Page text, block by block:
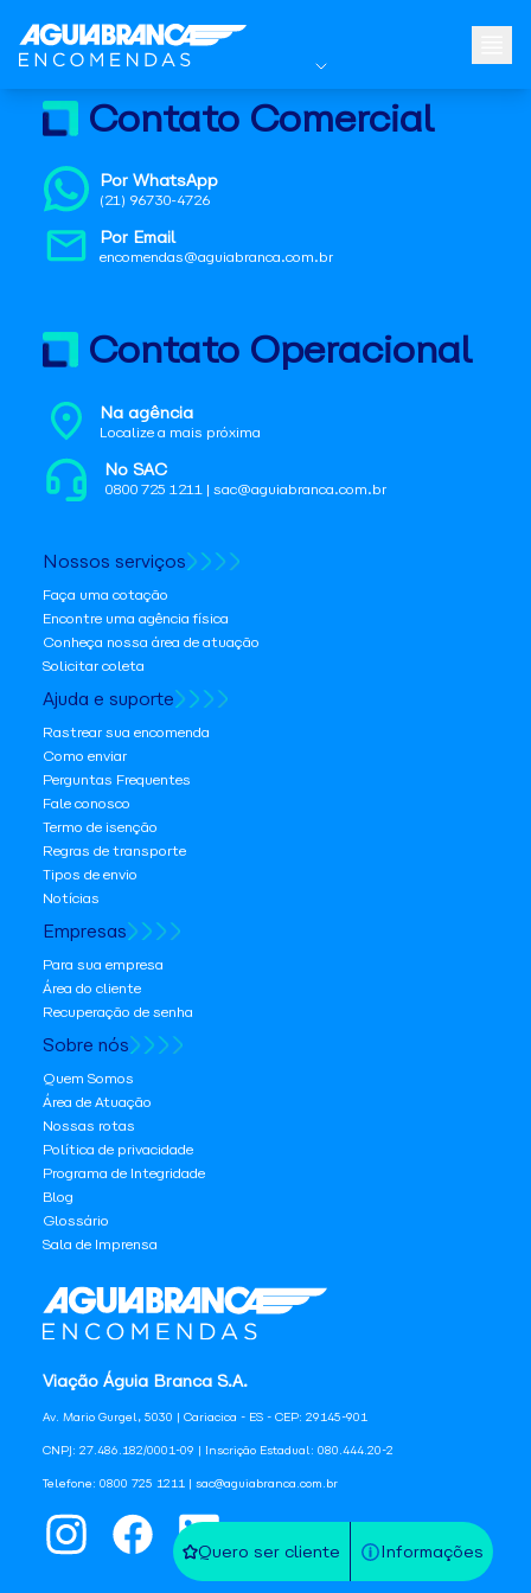
Quero ser cliente Informações
Viação Águia Branca S.A.
Av. Mario Gurgel, 5030 | Cariacica - ES - CEP: 29145-901
CNPJ: 27.486.182/0001-09 | Inscrição Estadual: 080.444.20-2
Telefone: 0800 725 1211 | sac@aguiabranca.com.br
Contato Comercial
Por WhatsApp
(21) 96730-4726
Por Email
encomendas@aguiabranca.com.br
Contato Operacional
Na agência
Localize a mais próxima
No SAC
0800 725 1211 | sac@aguiabranca.com.br
Nossos serviços
Faça uma cotação
Encontre uma agência física
Conheça nossa área de atuação
Solicitar coleta
Ajuda e suporte
Rastrear sua encomenda
Como enviar
Perguntas Frequentes
Fale conosco
Termo de isenção
Regras de transporte
Tipos de envio
Notícias
Empresas
Para sua empresa
Área do cliente
Recuperação de senha
Sobre nós
Quem Somos
Área de Atuação
Nossas rotas
Política de privacidade
Programa de Integridade
Blog
Glossário
Sala de Imprensa